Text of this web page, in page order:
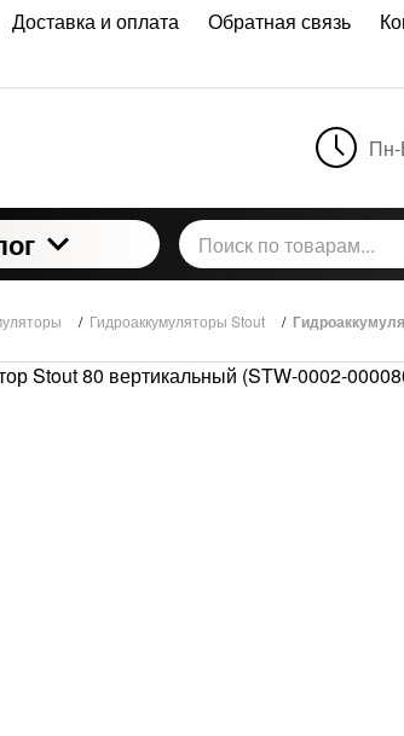
Доставка и оплата Обратная связь
/ Гидроаккумуляторы Stout /